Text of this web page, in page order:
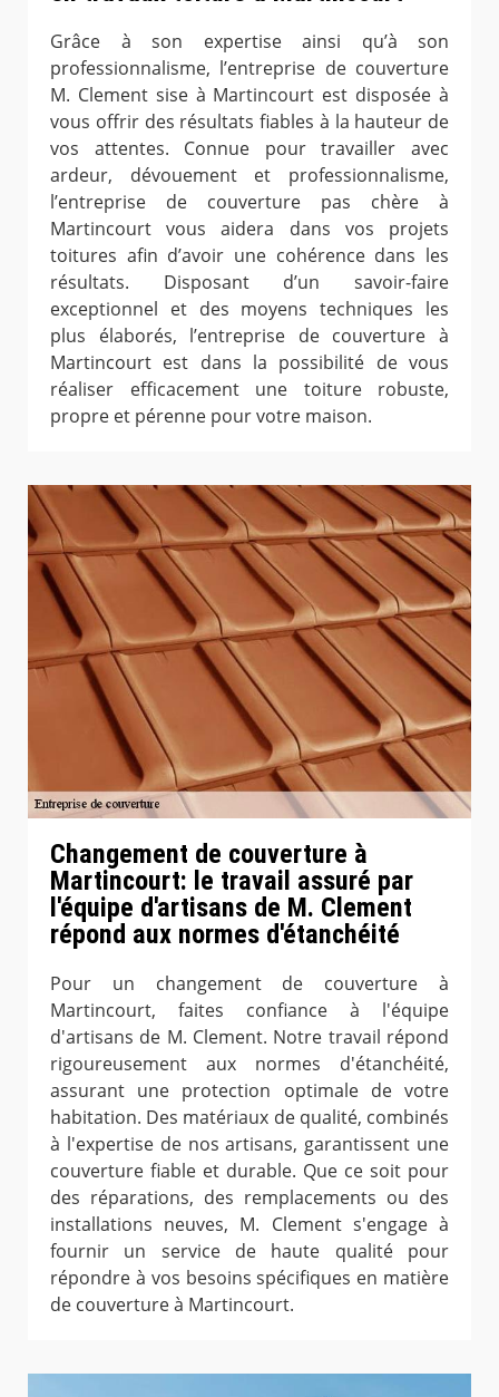
Grâce à son expertise ainsi qu’à son
professionnalisme, l’entreprise de couverture
M. Clement sise à Martincourt est disposée à
vous offrir des résultats fiables à la hauteur de
vos attentes. Connue pour travailler avec
ardeur, dévouement et professionnalisme,
l’entreprise de couverture pas chère à
Martincourt vous aidera dans vos projets
toitures afin d’avoir une cohérence dans les
résultats. Disposant d’un savoir-faire
exceptionnel et des moyens techniques les
plus élaborés, l’entreprise de couverture à
Martincourt est dans la possibilité de vous
réaliser efficacement une toiture robuste,
propre et pérenne pour votre maison.
Changement de couverture à
Martincourt: le travail assuré par
l'équipe d'artisans de M. Clement
répond aux normes d'étanchéité
Pour un changement de couverture à
Martincourt, faites confiance à l'équipe
d'artisans de M. Clement. Notre travail répond
rigoureusement aux normes d'étanchéité,
assurant une protection optimale de votre
habitation. Des matériaux de qualité, combinés
à l'expertise de nos artisans, garantissent une
couverture fiable et durable. Que ce soit pour
des réparations, des remplacements ou des
installations neuves, M. Clement s'engage à
fournir un service de haute qualité pour
répondre à vos besoins spécifiques en matière
de couverture à Martincourt.